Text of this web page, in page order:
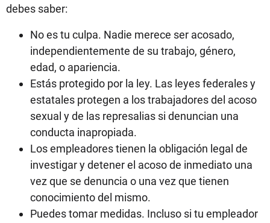
debes saber:
No es tu culpa. Nadie merece ser acosado,
independientemente de su trabajo, género,
edad, o apariencia.
Estás protegido por la ley. Las leyes federales y
estatales protegen a los trabajadores del acoso
sexual y de las represalias si denuncian una
conducta inapropiada.
Los empleadores tienen la obligación legal de
investigar y detener el acoso de inmediato una
vez que se denuncia o una vez que tienen
conocimiento del mismo.
Puedes tomar medidas. Incluso si tu empleador